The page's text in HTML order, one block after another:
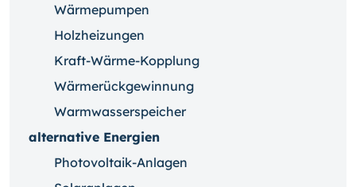
Wärmepumpen
Holzheizungen
Kraft-Wärme-Kopplung
Wärmerückgewinnung
Warmwasserspeicher
alternative Energien
Photovoltaik-Anlagen